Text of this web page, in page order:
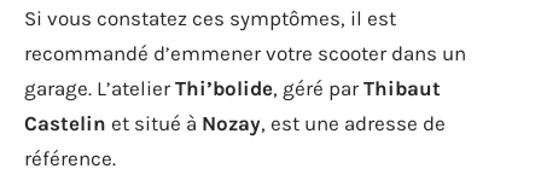
Si vous constatez ces symptômes, il est
recommandé d’emmener votre scooter dans un
garage. L’atelierThi’bolide, géré parThibaut
Castelin et situé à Nozay, est une adresse de
référence.